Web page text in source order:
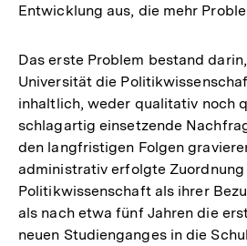
Entwicklung aus, die mehr
Das erste Problem bestand
Universität die
inhaltlich, weder qualitativ noch
schlagartig einsetzende
den langfristigen Folgen
administrativ erfolgte
Politikwissenschaft als ihrer
als nach etwa fünf Jahren die
neuen Studienganges in die